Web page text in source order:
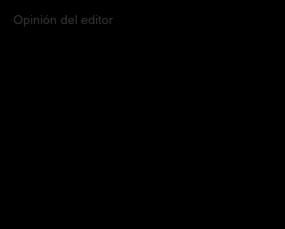
Opinión del editor